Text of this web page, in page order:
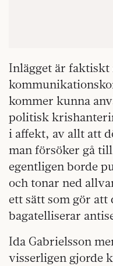
Inlägget är faktiskt
kommer kunna
politisk
i affekt, av allt att
man försöker gå
egentligen borde
och tonar ned
ett sätt som gör att
bagatelliserar
Ida Gabrielsson
visserligen gjorde